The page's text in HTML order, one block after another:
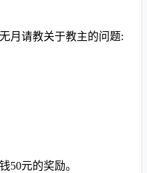
月请教关于教主的问题:
50元的奖励。